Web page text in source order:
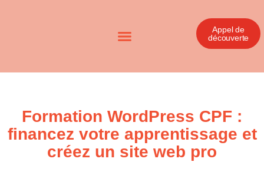
Appel de
découverte
Formation WordPress CPF :
financez votre apprentissage et
créez un site web pro